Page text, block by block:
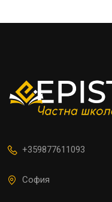
+359877611093
София